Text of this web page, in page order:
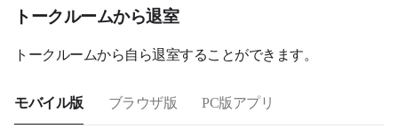
トークルームから退室
トークルームから自ら退室することができます。
モバイル版 ブラウザ版 PC版アプリ